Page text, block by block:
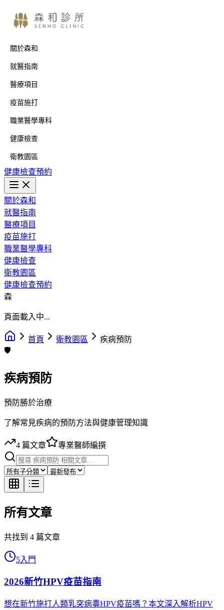
關於森和
就醫指南
醫療項目
疫苗施打
職業醫學專科
健康檢查
衛教園區
健康檢查預約
關於森和
就醫指南
醫療項目
疫苗施打
職業醫學專科
健康檢查
衛教園區
健康檢查預約
森
頁面載入中...
首頁 衛教園區
疾病預防
🛡️
疾病預防
預防勝於治療
了解常見疾病的預防方法與健康管理知識
4 篇文章 專業醫師編撰
所有文章
共找到 4 篇文章
5入門
2026新竹HPV疫苗指南
想在新竹施打人類乳突病毒HPV疫苗嗎？本文深入解析HPV